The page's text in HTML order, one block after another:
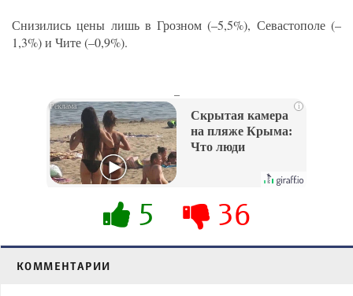
Снизились цены лишь в Грозном (–5,5%), Севастополе (–
1,3%) и Чите (–0,9%).
i
Скрытая камера
на пляже Крыма:
Что люди
их не видят...
5 36
КОММЕНТАРИИ